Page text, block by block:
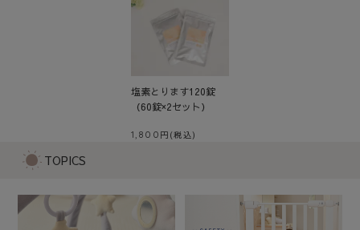
塩素とります120錠
（60錠×2セット）
1,800
TOPICS